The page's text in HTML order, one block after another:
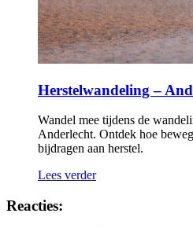
Herstelwandeling –
Wandel mee tijdens de
Anderlecht. Ontdek hoe
bijdragen aan herstel.
Lees verder
Reacties: